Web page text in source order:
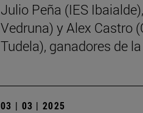
Julio Peña (IES
Vedruna) y Alex Castro
Tudela), ganadores de
03 | 03 | 2025